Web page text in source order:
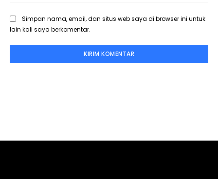
Simpan nama, email, dan situs web saya di browser ini untuk
lain kali saya berkomentar.